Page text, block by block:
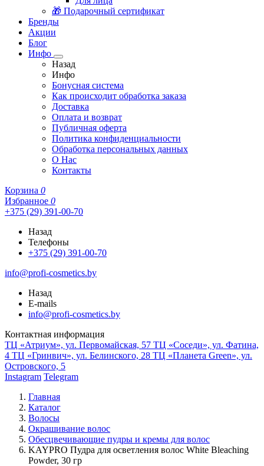
🎁 Подарочный сертификат
Бренды
Акции
Блог
Инфо
Назад
Инфо
Бонусная система
Как происходит обработка заказа
Доставка
Оплата и возврат
Публичная оферта
Политика конфиденциальности
Обработка персональных данных
О Нас
Контакты
Корзина 0
Избранное 0
+375 (29) 391-00-70
Назад
Телефоны
+375 (29) 391-00-70
info@profi-cosmetics.by
Назад
E-mails
info@profi-cosmetics.by
Контактная информация
ТЦ «Атриум», ул. Первомайская, 57 ТЦ «Соседи», ул. Фатина,
4 ТЦ «Гринвич», ул. Белинского, 28 ТЦ «Планета Green», ул.
Островского, 5
Instagram Telegram
Главная
Каталог
Волосы
Окрашивание волос
Обесцвечивающие пудры и кремы для волос
KAYPRO Пудра для осветления волос White Bleaching
Powder, 30 гр